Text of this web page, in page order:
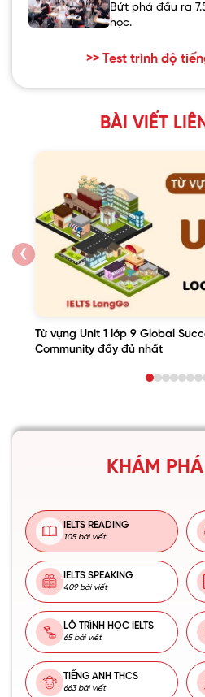
Bứt phá đầu ra
học.
>> Test trình độ
BÀI VIẾT
❮
Từ vựng Unit 1 lớp 9 Global
Community đầy đủ nhất
KHÁM
IELTS READING
105 bài viết
IELTS SPEAKING
409 bài viết
LỘ TRÌNH HỌC IELTS
65 bài viết
TIẾNG ANH THCS
663 bài viết